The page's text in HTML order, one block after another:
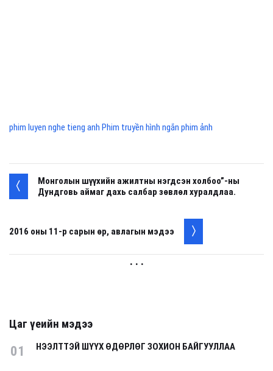
phim luyen nghe tieng anh Phim truyền hình ngắn phim ảnh
Монголын шүүхийн ажилтны нэгдсэн холбоо”-ны
Дундговь аймаг дахь салбар зөвлөл хуралдлаа.
2016 оны 11-р сарын өр, авлагын мэдээ
. . .
Цаг үеийн мэдээ
01 НЭЭЛТТЭЙ ШҮҮХ ӨДӨРЛӨГ ЗОХИОН БАЙГУУЛЛАА